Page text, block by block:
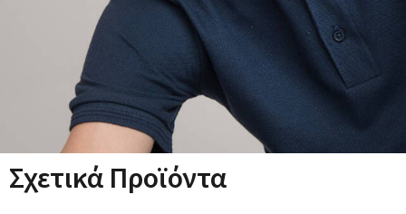
Σχετικά Προϊόντα